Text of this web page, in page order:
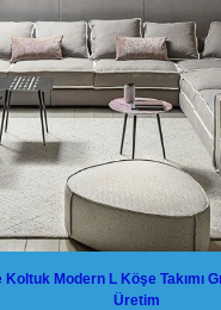
Modern L Köşe Takımı
Üretim